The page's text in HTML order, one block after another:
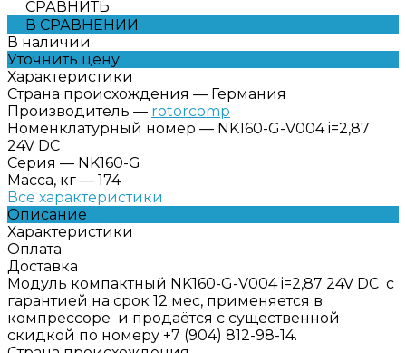
СРАВНИТЬ
В СРАВНЕНИИ
В наличии
Уточнить цену
Характеристики
Страна происхождения — Германия
Производитель — rotorcomp
Номенклатурный номер — NK160-G-V004 i=2,87
24V DC
Серия — NK160-G
Масса, кг — 174
Все характеристики
Описание
Характеристики
Оплата
Доставка
Модуль компактный NK160-G-V004 i=2,87 24V DC с
гарантией на срок 12 мес, применяется в
компрессоре и продаётся с существенной
скидкой по номеру +7 (904) 812-98-14.